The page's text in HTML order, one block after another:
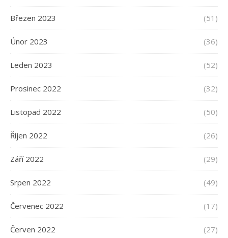
Březen 2023 (51)
Únor 2023 (36)
Leden 2023 (52)
Prosinec 2022 (32)
Listopad 2022 (50)
Říjen 2022 (26)
Září 2022 (29)
Srpen 2022 (49)
Červenec 2022 (17)
Červen 2022 (27)